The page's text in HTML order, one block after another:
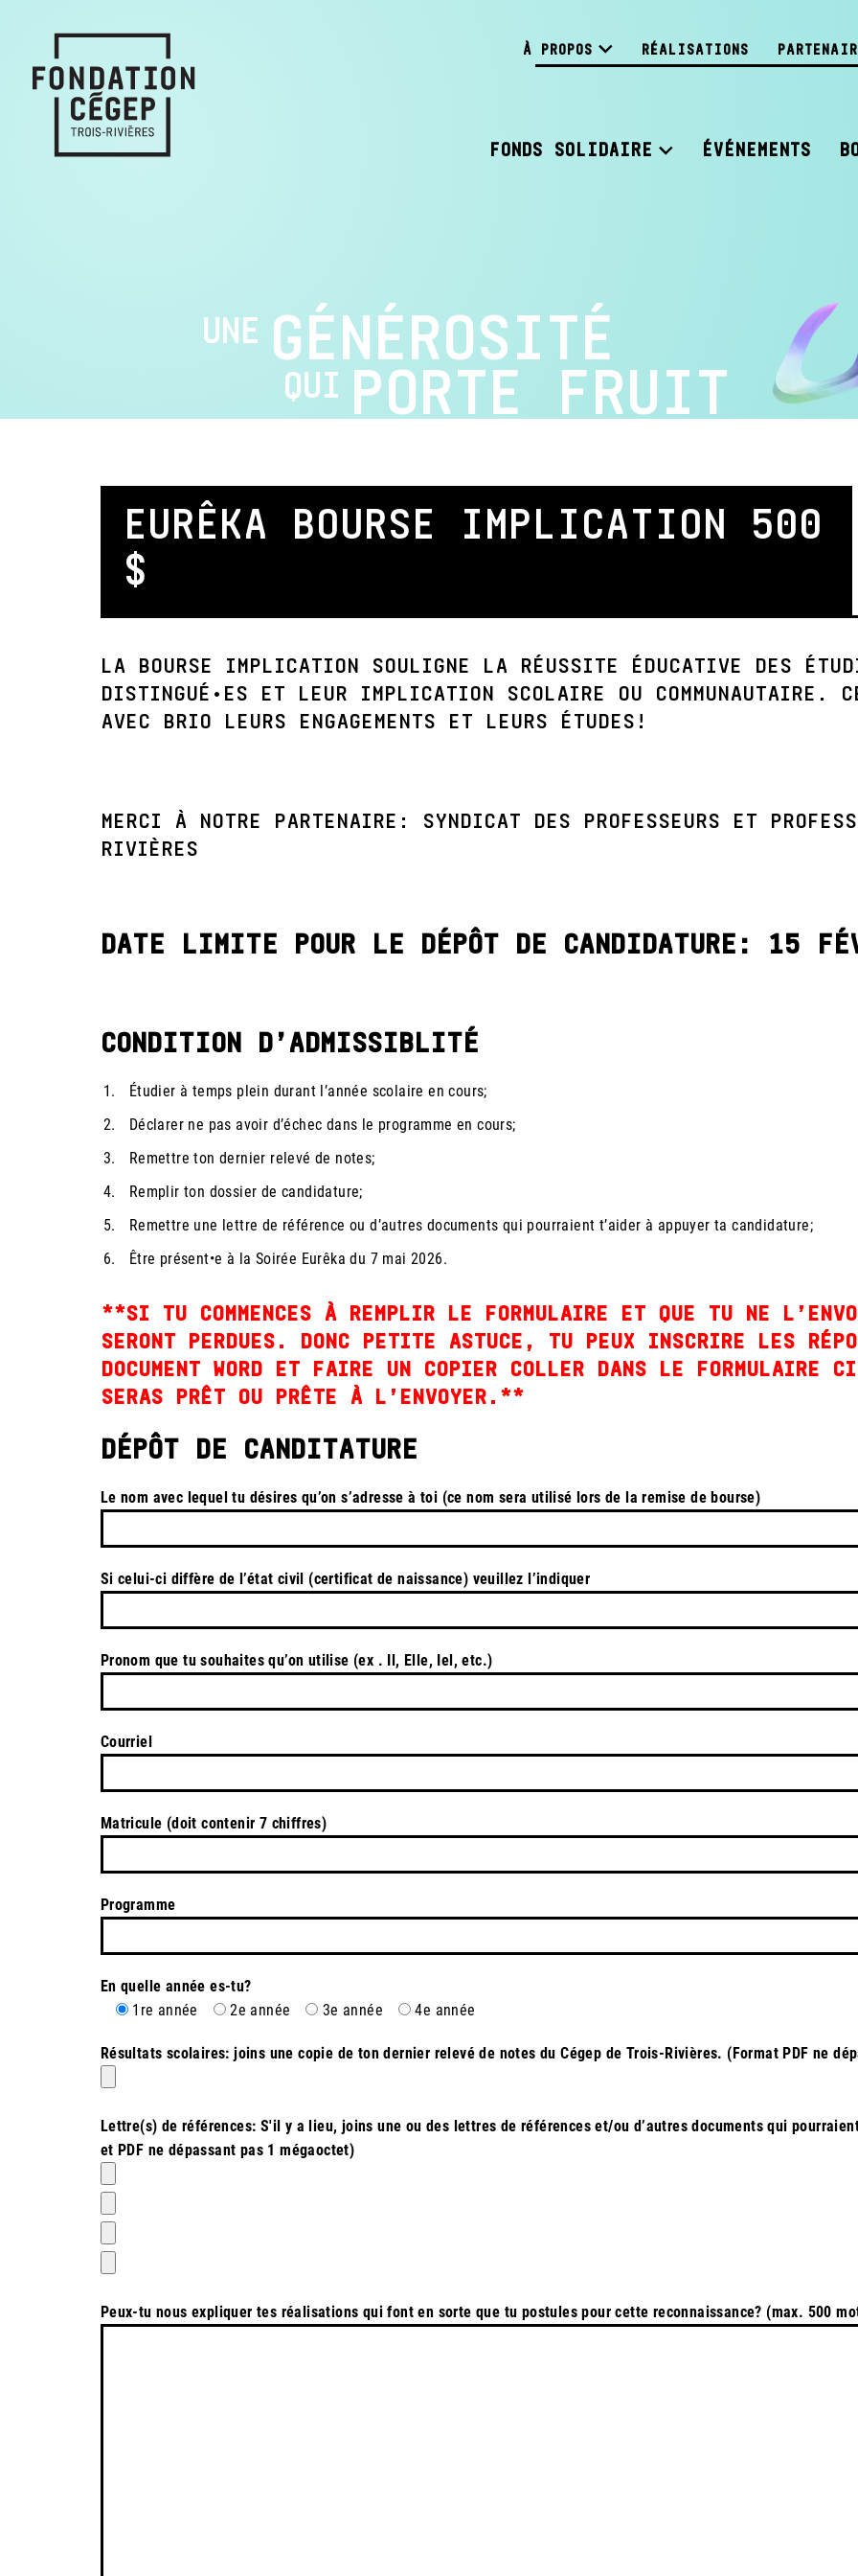
À PROPOS RÉALISATIONS
FONDS SOLIDAIRE ÉVÉNEMENTS
UNE GÉNÉROSITÉ
QUI PORTE FRUIT
EURÊKA BOURSE IMPLICATION 500
$
LA BOURSE IMPLICATION SOULIGNE LA RÉUSSITE ÉDUCATIVE DES
DISTINGUÉ•ES ET LEUR IMPLICATION SCOLAIRE OU COMMUNAUTAIRE.
AVEC BRIO LEURS ENGAGEMENTS ET LEURS ÉTUDES!
MERCI À NOTRE PARTENAIRE: SYNDICAT DES PROFESSEURS ET
RIVIÈRES
DATE LIMITE POUR LE DÉPÔT DE CANDIDATURE: 15
CONDITION D’ADMISSIBLITÉ
Étudier à temps plein durant l’année scolaire en cours;
Déclarer ne pas avoir d’échec dans le programme en cours;
Remettre ton dernier relevé de notes;
Remplir ton dossier de candidature;
Remettre une lettre de référence ou d’autres documents qui pourraient t’aider à appuyer ta candidature;
Être présent•e à la Soirée Eurêka du 7 mai 2026.
**SI TU COMMENCES À REMPLIR LE FORMULAIRE ET QUE TU NE
SERONT PERDUES. DONC PETITE ASTUCE, TU PEUX INSCRIRE LES
DOCUMENT WORD ET FAIRE UN COPIER COLLER DANS LE FORMULAIRE
SERAS PRÊT OU PRÊTE À L’ENVOYER.**
DÉPÔT DE CANDITATURE
Le nom avec lequel tu désires qu’on s’adresse à toi (ce nom sera utilisé lors de la remise de bourse)
Si celui-ci diffère de l’état civil (certificat de naissance) veuillez l’indiquer
Pronom que tu souhaites qu’on utilise (ex . Il, Elle, Iel, etc.)
Courriel
Matricule (doit contenir 7 chiffres)
Programme
En quelle année es-tu?
1re année
2e année 3e année 4e année
Résultats scolaires: joins une copie de ton dernier relevé de notes du Cégep de Trois-Rivières. (Format PDF ne
Lettre(s) de références: S'il y a lieu, joins une ou des lettres de références et/ou d’autres documents qui
et PDF ne dépassant pas 1 mégaoctet)
Peux-tu nous expliquer tes réalisations qui font en sorte que tu postules pour cette reconnaissance? (max. 500